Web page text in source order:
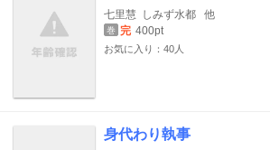
七里慧 しみず水都 他
巻 完 400pt
お気に入り：40人
身代わり執事